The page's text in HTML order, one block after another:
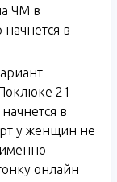
ЧМ в
в
21
в
у женщин не
онлайн